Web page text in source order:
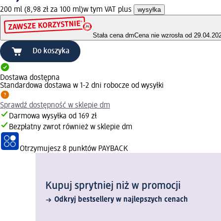
200 ml (8,98 zł za 100 ml)w tym VAT plus wysyłka
Stała cena dmCena nie wzrosła od
Do koszyka
Dostawa dostępna
Standardowa dostawa w 1-2 dni robocze od wysyłki
Sprawdź dostępność w sklepie dm
Darmowa wysyłka od 169 zł
Bezpłatny zwrot również w sklepie dm
Otrzymujesz 8 punktów PAYBACK
Kupuj sprytniej niż w promocji
Odkryj bestsellery w najlepszych cenach